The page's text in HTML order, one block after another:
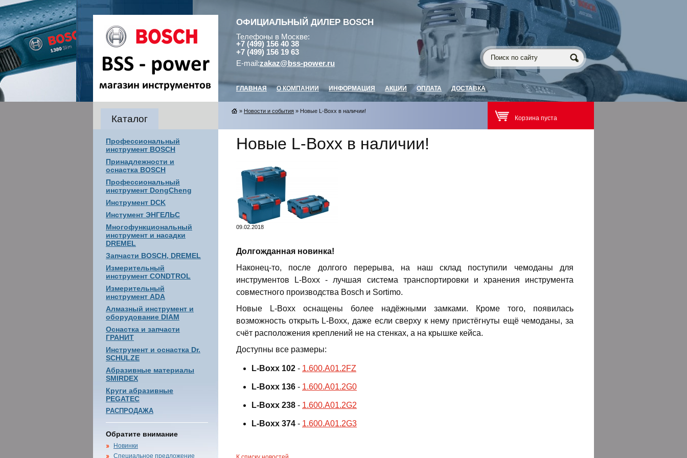
ОФИЦИАЛЬНЫЙ ДИЛЕР BOSCH
Телефоны в Москве:
+7 (499) 156 40 38
+7 (499) 156 19 63
E-mail:zakaz@bss-power.ru
ГЛАВНАЯ О КОМПАНИИ ИНФОРМАЦИЯ АКЦИИ ОПЛАТА ДОСТАВКА
Каталог
Профессиональный
инструмент BOSCH
Принадлежности и
оснастка BOSCH
Профессиональный
инструмент DongCheng
Инструмент DCK
Инстумент ЭНГЕЛЬС
Многофункциональный
инструмент и насадки
DREMEL
Запчасти BOSCH, DREMEL
Измерительный
инструмент CONDTROL
Измерительный
инструмент ADA
Алмазный инструмент и
оборудование DIAM
Оснастка и запчасти
ГРАНИТ
Инструмент и оснастка Dr.
SCHULZE
Абразивные материалы
SMIRDEX
Круги абразивные
PEGATEC
РАСПРОДАЖА
Обратите внимание
Новинки
Специальное предложение
» Новости и события » Новые L-Boxx в наличии!
Корзина пуста
Новые L-Boxx в наличии!
09.02.2018
Долгожданная новинка!
Наконец-то, после долгого перерыва, на наш склад поступили чемоданы для
инструментов L-Boxx - лучшая система транспортировки и хранения инструмента
совместного производства Bosch и Sortimo.
Новые L-Boxx оснащены более надёжными замками. Кроме того, появилась
возможность открыть L-Boxx, даже если сверху к нему пристёгнуты ещё чемоданы, за
счёт расположения креплений не на стенках, а на крышке кейса.
Доступны все размеры:
L-Boxx 102 - 1.600.A01.2FZ
L-Boxx 136 - 1.600.A01.2G0
L-Boxx 238 - 1.600.A01.2G2
L-Boxx 374 - 1.600.A01.2G3